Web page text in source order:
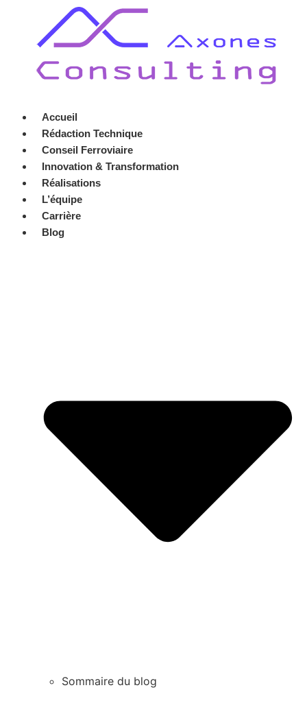
Accueil
Rédaction Technique
Conseil Ferroviaire
Innovation & Transformation
Réalisations
L’équipe
Carrière
Blog
Sommaire du blog